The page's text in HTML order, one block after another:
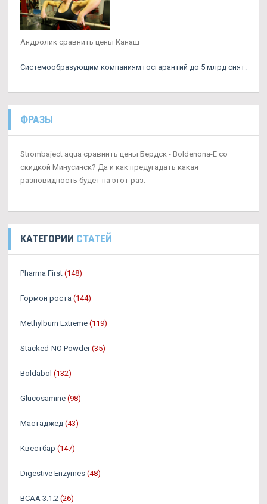
Андролик сравнить цены Канаш
Системообразующим компаниям госгарантий до 5 млрд снят.
ФРАЗЫ
Strombaject aqua сравнить цены Бердск - Boldenona-E со
скидкой Минусинск? Да и как предугадать какая
разновидность будет на этот раз.
КАТЕГОРИИ СТАТЕЙ
Pharma First (148)
Гормон роста (144)
Methylburn Extreme (119)
Stacked-NO Powder (35)
Boldabol (132)
Glucosamine (98)
Мастаджед (43)
Квестбар (147)
Digestive Enzymes (48)
BCAA 3:1:2 (26)